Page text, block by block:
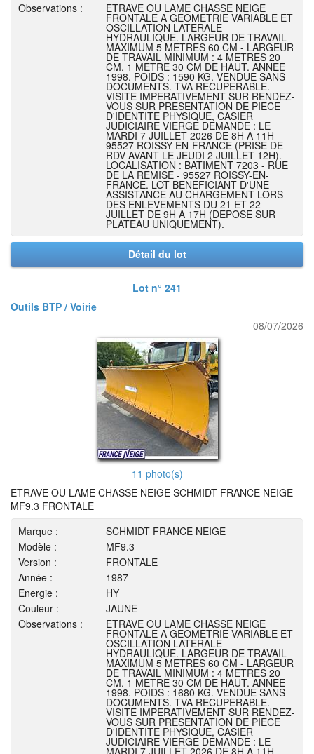
Observations :
ETRAVE OU LAME CHASSE NEIGE
FRONTALE A GEOMETRIE VARIABLE ET
OSCILLATION LATERALE
HYDRAULIQUE. LARGEUR DE TRAVAIL
MAXIMUM 5 METRES 60 CM - LARGEUR
DE TRAVAIL MINIMUM : 4 METRES 20
CM. 1 METRE 30 CM DE HAUT. ANNEE
1998. POIDS : 1590 KG. VENDUE SANS
DOCUMENTS. TVA RECUPERABLE.
VISITE IMPERATIVEMENT SUR RENDEZ-
VOUS SUR PRESENTATION DE PIECE
D'IDENTITE PHYSIQUE, CASIER
JUDICIAIRE VIERGE DEMANDE : LE
MARDI 7 JUILLET 2026 DE 8H A 11H -
95527 ROISSY-EN-FRANCE (PRISE DE
RDV AVANT LE JEUDI 2 JUILLET 12H).
LOCALISATION : BATIMENT 7203 - RUE
DE LA REMISE - 95527 ROISSY-EN-
FRANCE. LOT BENEFICIANT D'UNE
ASSISTANCE AU CHARGEMENT LORS
DES ENLEVEMENTS DU 21 ET 22
JUILLET DE 9H A 17H (DEPOSE SUR
PLATEAU UNIQUEMENT).
Détail du lot
Lot n° 241
Outils BTP / Voirie
08/07/2026
11 photo(s)
ETRAVE OU LAME CHASSE NEIGE SCHMIDT FRANCE NEIGE
MF9.3 FRONTALE
Marque :
SCHMIDT FRANCE NEIGE
Modèle :
MF9.3
Version :
FRONTALE
Année :
1987
Energie :
HY
Couleur :
JAUNE
Observations :
ETRAVE OU LAME CHASSE NEIGE
FRONTALE A GEOMETRIE VARIABLE ET
OSCILLATION LATERALE
HYDRAULIQUE. LARGEUR DE TRAVAIL
MAXIMUM 5 METRES 60 CM - LARGEUR
DE TRAVAIL MINIMUM : 4 METRES 20
CM. 1 METRE 30 CM DE HAUT. ANNEE
1998. POIDS : 1680 KG. VENDUE SANS
DOCUMENTS. TVA RECUPERABLE.
VISITE IMPERATIVEMENT SUR RENDEZ-
VOUS SUR PRESENTATION DE PIECE
D'IDENTITE PHYSIQUE, CASIER
JUDICIAIRE VIERGE DEMANDE : LE
MARDI 7 JUILLET 2026 DE 8H A 11H -